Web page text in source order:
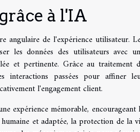
à l'IA
angulaire de l'expérience utilisateur.
les données des utilisateurs avec
et pertinente. Grâce au traitement
interactions passées pour affiner
l'engagement client.
expérience mémorable, encourageant
et adaptée, la protection de la